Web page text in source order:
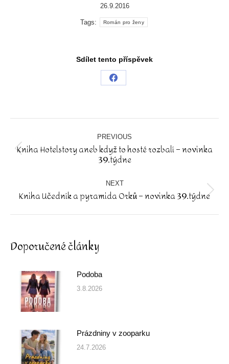
26.9.2016
Tags: Román pro ženy
Sdílet tento příspěvek
Share
Post
navigation PREVIOUS
Previous
post:
Kniha Hotelstory aneb když to hosté rozbalí – novinka
39.týdne
NEXT
Next
Kniha Učedník a pyramida Orků – novinka 39.týdne
Doporučené články
Podoba
3.8.2026
Prázdniny v zooparku
24.7.2026